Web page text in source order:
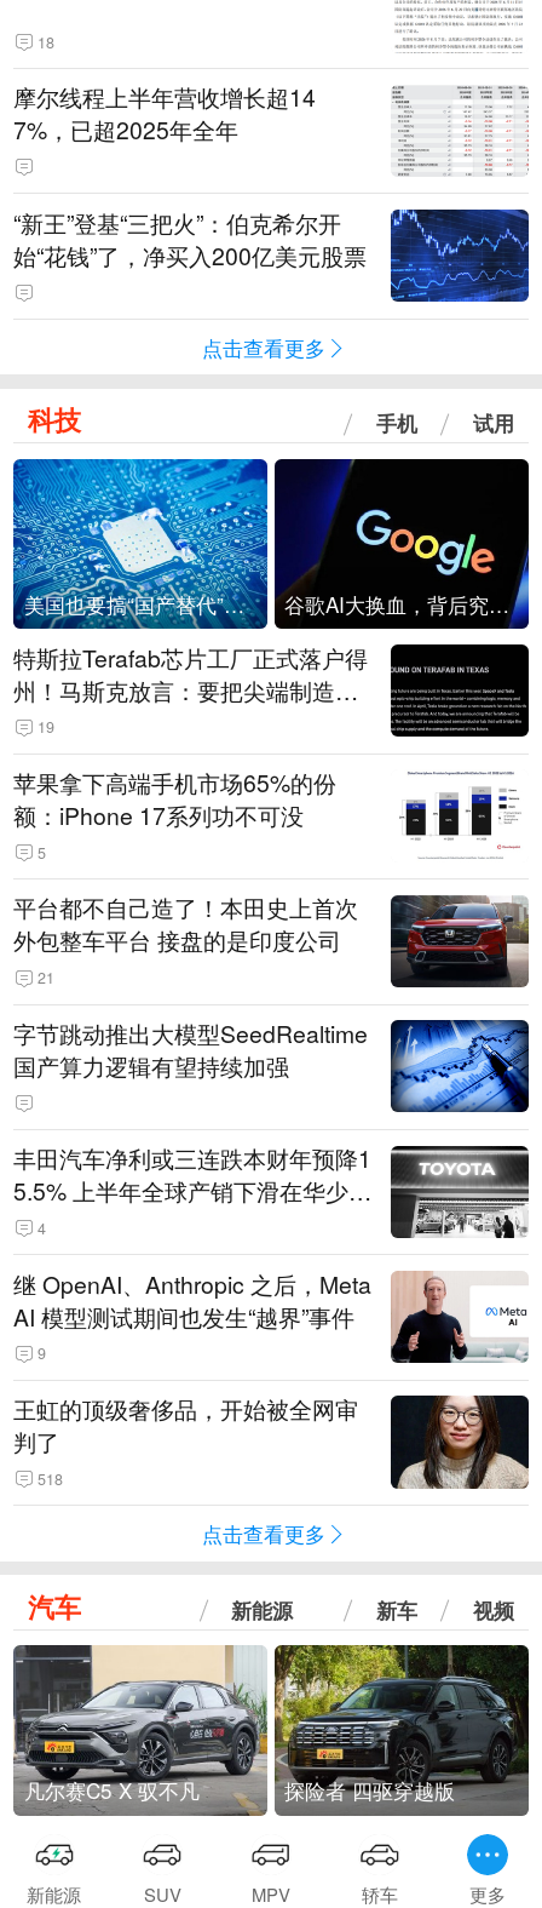
18
摩尔线程上半年营收增长超14
7%，已超2025年全年
“新王”登基“三把火”：伯克希尔开
始“花钱”了，净买入200亿美元股票
点击查看更多
科技 手机 试用
美国也要搞“国产替代”？先算清三笔账 谷歌AI大换血，背后究竟发生了什么？
特斯拉Terafab芯片工厂正式落户得
州！马斯克放言：要把尖端制造带
回美国
19
苹果拿下高端手机市场65%的份
额：iPhone 17系列功不可没
5
平台都不自己造了！本田史上首次
外包整车平台 接盘的是印度公司
21
字节跳动推出大模型SeedRealtime
国产算力逻辑有望持续加强
丰田汽车净利或三连跌本财年预降1
5.5% 上半年全球产销下滑在华少卖
14.3万辆
4
继 OpenAI、Anthropic 之后，Meta
AI 模型测试期间也发生“越界”事件
9
王虹的顶级奢侈品，开始被全网审
判了
518
点击查看更多
汽车 新能源 新车 视频
凡尔赛C5 X 驭不凡 探险者 四驱穿越版
新能源 SUV MPV 轿车 更多